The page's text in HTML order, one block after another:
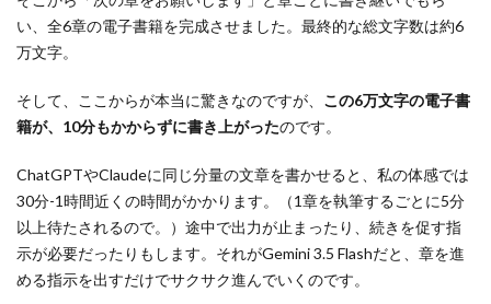
い、全6章の電子書籍を完成させました。最終的な総文字数は約6
万文字。
そして、ここからが本当に驚きなのですが、 この6万文字の電子書
籍が、10分もかからずに書き上がったのです。
ChatGPTやClaudeに同じ分量の文章を書かせると、私の体感では
30分-1時間近くの時間がかかります。（1章を執筆するごとに5分
以上待たされるので。）途中で出力が止まったり、続きを促す指
示が必要だったりもします。それがGemini 3.5 Flashだと、章を進
める指示を出すだけでサクサク進んでいくのです。